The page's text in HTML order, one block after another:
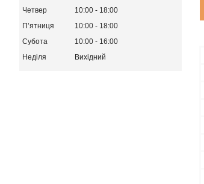
Четвер
10:00
18:00
Пʼятниця
10:00
18:00
Субота
10:00
16:00
Неділя
Вихідний